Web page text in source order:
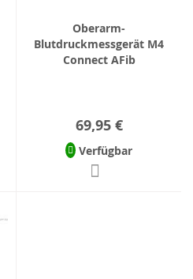
Oberarm-
Blutdruckmessgerät M4
Connect AFib
69,95 €
Verfügbar